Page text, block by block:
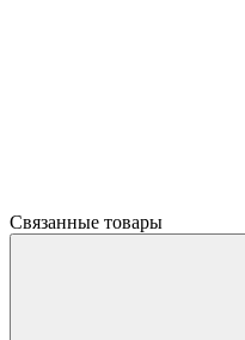
Связанные товары